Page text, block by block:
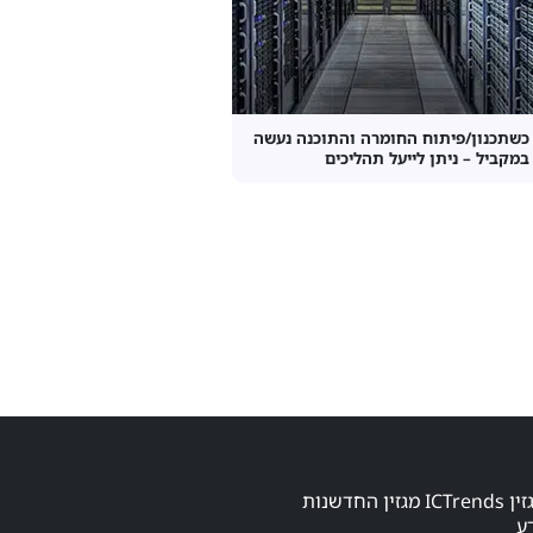
כשתכנון/פיתוח החומרה והתוכנה נעשה
במקביל – ניתן לייעל תהליכים
הרשמו לקבלת מגזין ICTrends מגזין החדשנות